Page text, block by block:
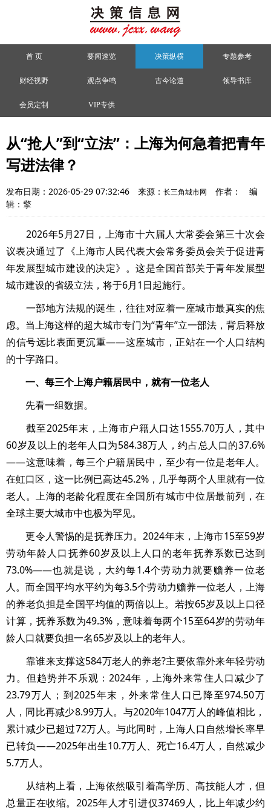
首 页 要闻速览 决策纵横 专题参考
财经视野 观点争鸣 古今论道 领导书库
会员定制 VIP专供
从“抢人”到“立法”：上海为何急着把青年
写进法律？
发布日期：2026-05-29 07:32:46 来源： 长三角城市网 作者：
编
辑：擎
2026年5月27日，上海市十六届人大常委会第三十次会
议表决通过了《上海市人民代表大会常务委员会关于促进青
年发展型城市建设的决定》。这是全国首部关于青年发展型
城市建设的省级立法，将于6月1日起施行。
一部地方法规的诞生，往往对应着一座城市最真实的焦
虑。当上海这样的超大城市专门为“青年”立一部法，背后释放
的信号远比表面更沉重——这座城市，正站在一个人口结构
的十字路口。
一、每三个上海户籍居民中，就有一位老人
先看一组数据。
截至2025年末，上海市户籍人口达1555.70万人，其中
60岁及以上的老年人口为584.38万人，约占总人口的37.6%
——这意味着，每三个户籍居民中，至少有一位是老年人。
在虹口区，这一比例已高达45.2%，几乎每两个人里就有一位
老人。上海的老龄化程度在全国所有城市中位居最前列，在
全球主要大城市中也极为罕见。
更令人警惕的是抚养压力。2024年末，上海市15至59岁
劳动年龄人口抚养60岁及以上人口的老年抚养系数已达到
73.0%——也就是说，大约每1.4个劳动力就要赡养一位老
人。而全国平均水平约为每3.5个劳动力赡养一位老人，上海
的养老负担是全国平均值的两倍以上。若按65岁及以上口径
计算，抚养系数为49.3%，意味着每两个15至64岁的劳动年
龄人口就要负担一名65岁及以上的老年人。
靠谁来支撑这584万老人的养老?主要依靠外来年轻劳动
力。但趋势并不乐观：2024年，上海外来常住人口减少了
23.79万人；到2025年末，外来常住人口已降至974.50万
人，同比再减少8.99万人。与2020年1047万人的峰值相比，
累计减少已超过72万人。与此同时，上海人口自然增长率早
已转负——2025年出生10.7万人、死亡16.4万人，自然减少
5.7万人。
从结构上看，上海依然吸引着高学历、高技能人才，但
总量正在收缩。2025年人才引进仅37469人，比上年减少约